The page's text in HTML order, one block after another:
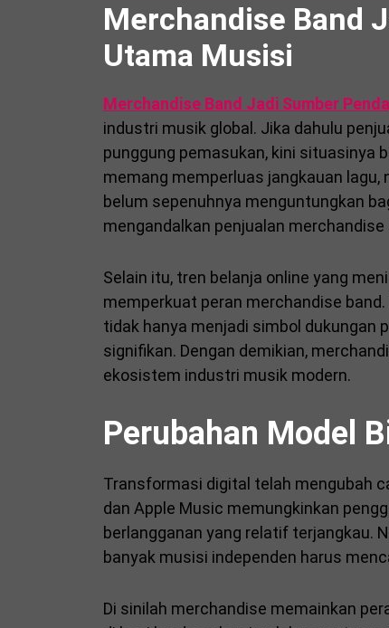
Merchandise Band
Utama Musisi
Merchandise Band Jadi Sumber
industri musik global. Jika dahulu
punggung pemasukan, kini situasinya
memang memperluas jangkauan
belum sepenuhnya menguntungkan
mengandalkan penjualan
Selain itu, tren belanja online yang
memperkuat peran merchandise
tidak hanya menjadi simbol dukungan
signifikan. Dengan demikian,
ekosistem industri musik modern.
Perubahan Model
Transformasi digital telah mengubah
dan Apple Music memungkinkan
berlangganan yang relatif terjangkau.
banyak musisi independen harus
Di sinilah merchandise memainkan